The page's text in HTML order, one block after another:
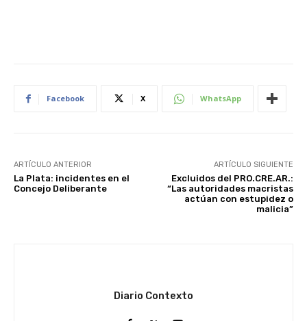
Facebook X WhatsApp
ARTÍCULO ANTERIOR
La Plata: incidentes en el
Concejo Deliberante
ARTÍCULO SIGUIENTE
Excluidos del PRO.CRE.AR.:
“Las autoridades macristas
actúan con estupidez o
malicia”
Diario Contexto